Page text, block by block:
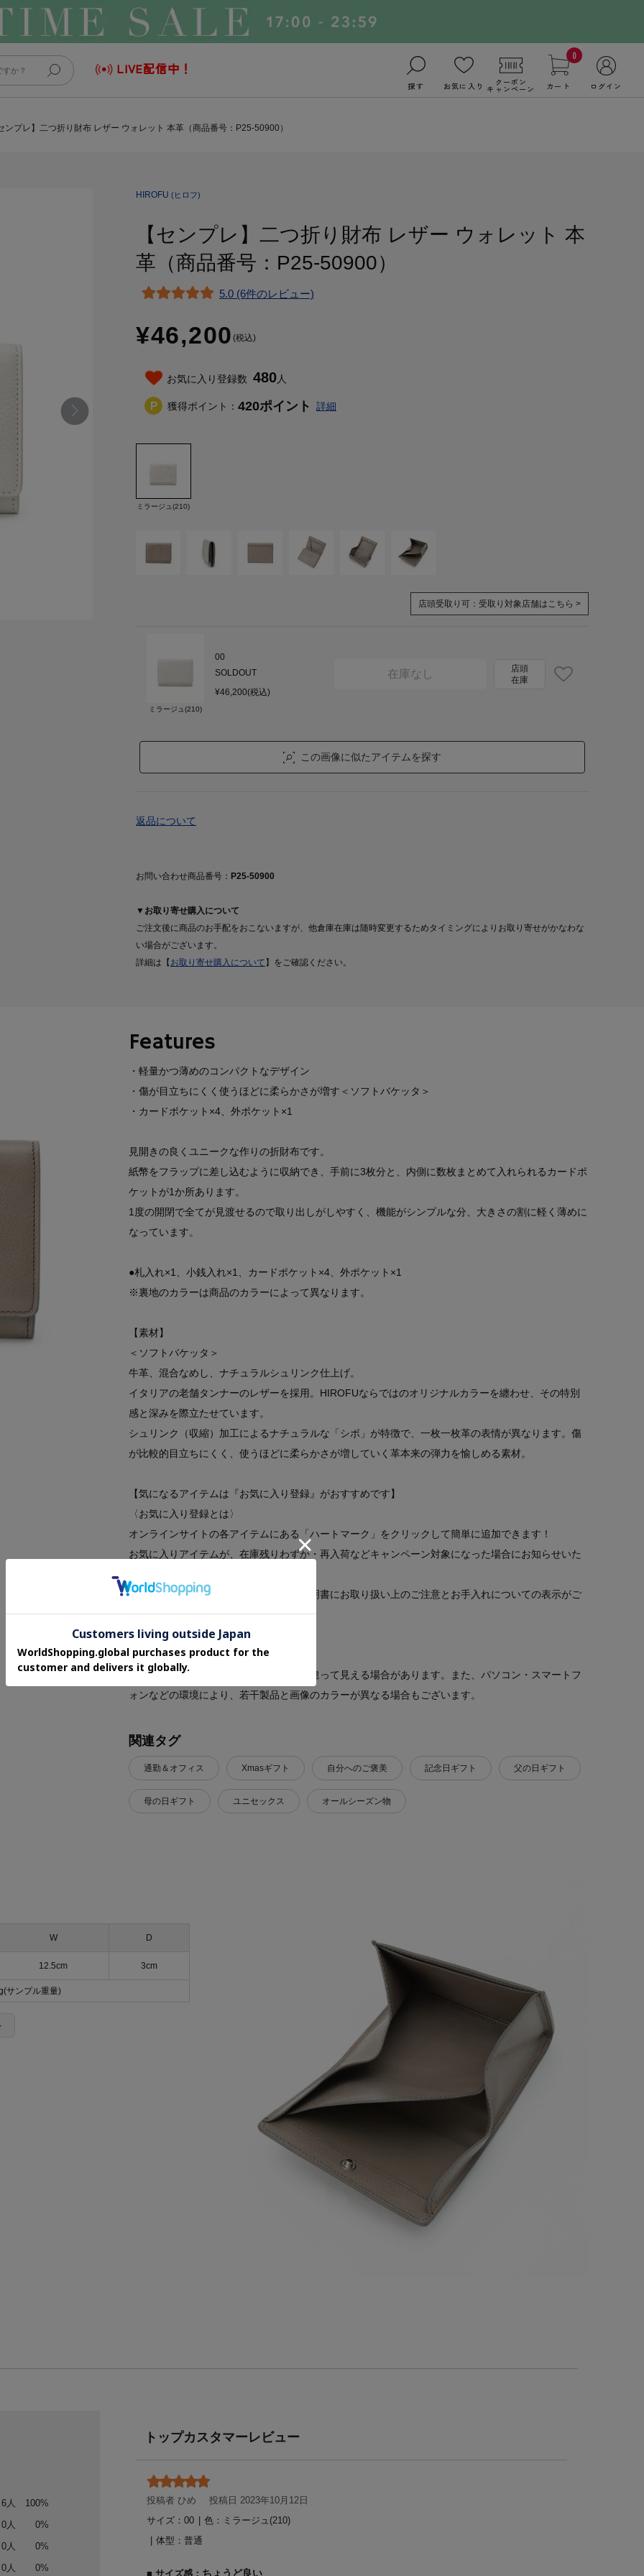
LIVE配信中！
探す お気に入り クーポン
キャンペーン
0
カート ログイン
ンプレ】二つ折り財布 レザー ウォレット 本革（商品番号：P25-50900）
HIROFU (ヒロフ)
【センプレ】二つ折り財布 レザー ウォレット 本
革（商品番号：P25-50900）
5.0 (6件のレビュー)
¥46,200 (税込)
お気に入り登録数 480人
獲得ポイント： 420ポイント 詳細
ミラージュ(210)
店頭受取り可： 受取り対象店舗はこちら >
ミラージュ(210)
00
SOLDOUT
¥46,200(税込)
在庫なし
店頭
在庫
この画像に似たアイテムを探す
返品について
お問い合わせ商品番号： P25-50900
▼お取り寄せ購入について
ご注文後に商品のお手配をおこないますが、他倉庫在庫は随時変更するためタイミングによりお取り寄せがかなわな
い場合がございます。
詳細は【 お取り寄せ購入について 】をご確認ください。
Features
・軽量かつ薄めのコンパクトなデザイン
・傷が目立ちにくく使うほどに柔らかさが増す＜ソフトバケッタ＞
・カードポケット×4、外ポケット×1
見開きの良くユニークな作りの折財布です。
紙幣をフラップに差し込むように収納でき、手前に3枚分と、内側に数枚まとめて入れられるカードポ
ケットが1か所あります。
1度の開閉で全てが見渡せるので取り出しがしやすく、機能がシンプルな分、大きさの割に軽く薄めに
なっています。
●札入れ×1、小銭入れ×1、カードポケット×4、外ポケット×1
※裏地のカラーは商品のカラーによって異なります。
【素材】
＜ソフトバケッタ＞
牛革、混合なめし、ナチュラルシュリンク仕上げ。
イタリアの老舗タンナーのレザーを採用。HIROFUならではのオリジナルカラーを纏わせ、その特別
感と深みを際立たせています。
シュリンク（収縮）加工によるナチュラルな「シボ」が特徴で、一枚一枚革の表情が異なります。傷
が比較的目立ちにくく、使うほどに柔らかさが増していく革本来の弾力を愉しめる素材。
【気になるアイテムは『お気に入り登録』がおすすめです】
〈お気に入り登録とは〉
オンラインサイトの各アイテムにある「ハートマーク」をクリックして簡単に追加できます！
お気に入りアイテムが、在庫残りわずか・再入荷などキャンペーン対象になった場合にお知らせいた
※商品ご購入時にお渡しするお買上げ証明書にお取り扱い上のご注意とお手入れについての表示がご
ざいますのでよくお読みください。
※照明の関係により、実際よりも色味が違って見える場合があります。また、パソコン・スマートフ
ォンなどの環境により、若干製品と画像のカラーが異なる場合もございます。
関連タグ
通勤＆オフィス Xmasギフト 自分へのご褒美 記念日ギフト 父の日ギフト
母の日ギフト ユニセックス オールシーズン物
W D
12.5cm 3cm
サンプル重量)
6人
100%
0人
0%
0人
0%
0人
0%
トップカスタマーレビュー
投稿者 ひめ
投稿日 2023年10月12日
サイズ：00 | 色：ミラージュ(210)
体型： 普通
サイズ感： ちょうど良い